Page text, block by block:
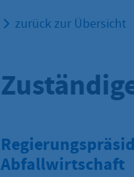
zurück zur Übersicht
Abfallwirtschaft